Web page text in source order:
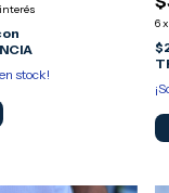
stock!
6x